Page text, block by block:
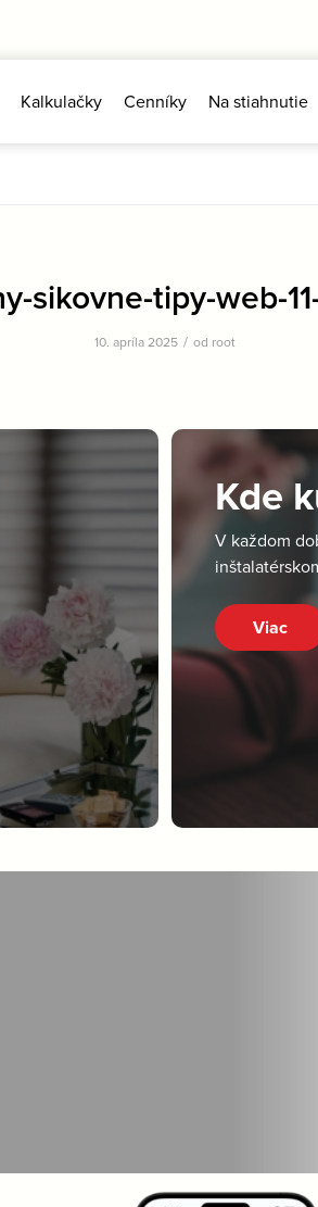
Kalkulačky Cenníky Na stiahnutie
sikovne-tipy-web-
10. apríla 2025 / od root
Kde
V každom
Viac